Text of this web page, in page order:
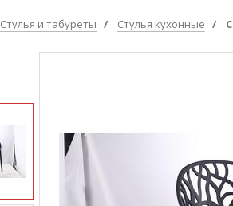
Стулья и табуреты Стулья кухонные